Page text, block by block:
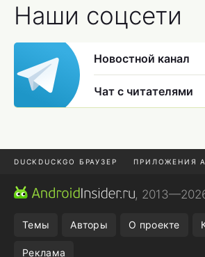
Наши соцсети
Новостной канал
Чат с читателями
DUCKDUCKGO БРАУЗЕР ПРИЛОЖЕНИЯ
CHROME БРАУЗЕР
,
Темы Авторы О проекте
Реклама